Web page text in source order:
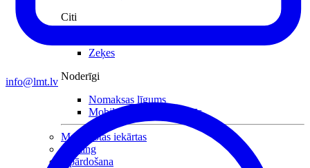
Citi
Zeķes
Noderīgi
Nomaksas līgums
Mobilais internets iekārtās
Mazlietotas iekārtas
Gaming
Izpārdošana
info@lmt.lv